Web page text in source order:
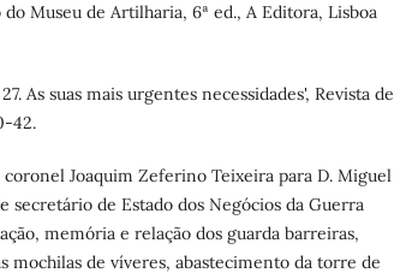
do Museu de Artilharia, 6ª ed., A Editora, Lisboa
As suas mais urgentes necessidades', Revista de
42.
Joaquim Zeferino Teixeira para D. Miguel
secretário de Estado dos Negócios da Guerra
memória e relação dos guarda barreiras,
mochilas de víveres, abastecimento da torre de